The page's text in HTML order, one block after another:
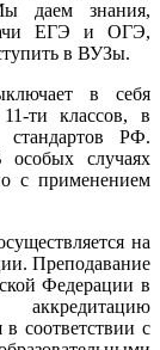
даем знания,
ЕГЭ и ОГЭ,
в ВУЗы.
в себя
ти классов, в
стандартов РФ.
случаях
с применением
на
Преподавание
Федерации в
соответствии с